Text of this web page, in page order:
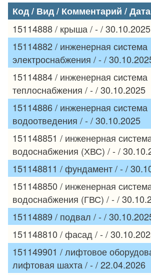
Код / Вид / Комментарий / Дата
15114888 / крыша / - / 30.10.2025
15114882 / инженерная система
электроснабжения / - /
15114884 / инженерная система
теплоснабжения / - / 30.10.2025
15114886 / инженерная система
водоотведения / - / 30.10.2025
151148851 / инженерная
водоснабжения (ХВС) / - /
151148811 / фундамент / - /
151148850 / инженерная
водоснабжения (ГВС) / - /
15114889 / подвал / - /
151148810 / фасад / - /
151149901 / лифтовое
лифтовая шахта / - / 22.04.2026